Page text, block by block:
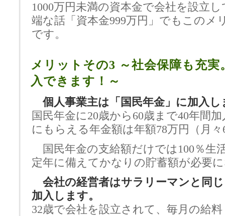
1000万円未満の資本金で会社を設立
端な話「資本金999万円」でもこのメ
です。
メリットその3 ～社会保障も充実
入できます！～
個人事業主は「国民年金」に加入し
国民年金に20歳から60歳まで40年間
にもらえる年金額は年額78万円（月々
国民年金の支給額だけでは100％生
定年に備えてかなりの貯蓄額が必要
会社の経営者はサラリーマンと同
加入します。
32歳で会社を設立されて、毎月の給